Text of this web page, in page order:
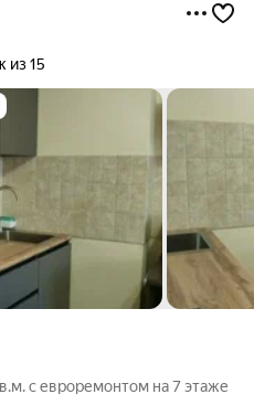
из 15
с евроремонтом на 7 этаже